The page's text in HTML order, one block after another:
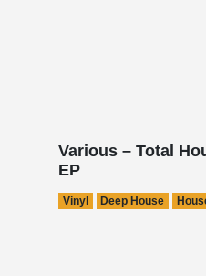
Various – Total
EP
Vinyl Deep House